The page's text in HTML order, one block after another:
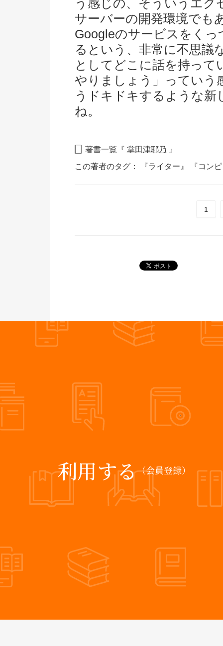
う感じの、そういうエ
サーバーの開発環境でも
Googleのサービスをく
るという、非常に不思議
としてどこに話を持っ
やりましょう」っていう
うドキドキするような
ね。
著書一覧『 掌田津耶乃 』
この著者のタグ：
『ライター』 『コン
1
利用する（会員登録）